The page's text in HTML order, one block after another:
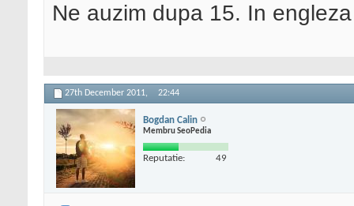
Ne auzim dupa 15. In
27th December 2011, 22:44
Bogdan Calin
Membru SeoPedia
Reputatie: 49